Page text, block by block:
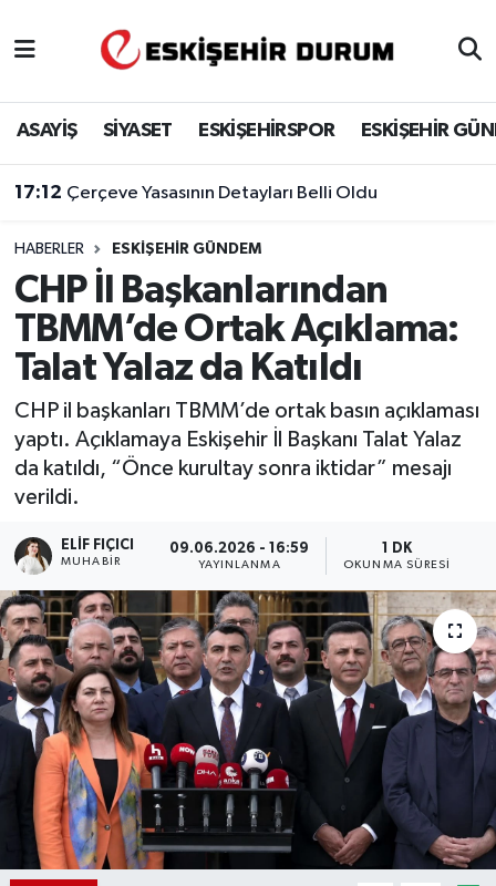
ASAYİŞ SİYASET ESKİŞEHİRSPOR ESKİŞEHİR
17:12 Çerçeve Yasasının Detayları Belli Oldu
HABERLER ESKIŞEHIR GÜNDEM
CHP İl Başkanlarından
TBMM’de Ortak Açıklama:
Talat Yalaz da Katıldı
CHP il başkanları TBMM’de ortak basın açıklaması
yaptı. Açıklamaya Eskişehir İl Başkanı Talat Yalaz
da katıldı, “Önce kurultay sonra iktidar” mesajı
verildi.
ELIF FIÇICI
MUHABIR
09.06.2026 - 16:59
YAYINLANMA
1 DK
OKUNMA SÜRESI
Eskişehir Hava Durumu
Eskişehir Namaz Vakitleri
Eskişehir Trafik Yoğunluk Haritası
Süper Lig Puan Durumu ve Fikstür
Tüm Manşetler
Son Dakika Haberleri
Haber Arşivi